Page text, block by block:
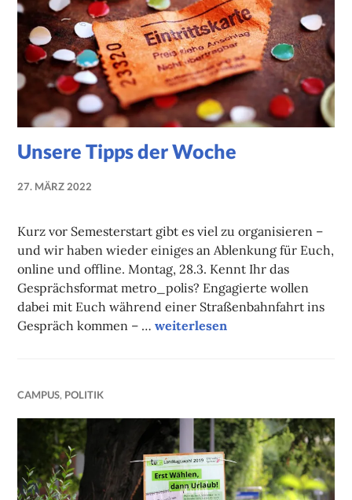
Unsere Tipps der Woche
27. MÄRZ 2022
Kurz vor Semesterstart gibt es viel zu organisieren –
und wir haben wieder einiges an Ablenkung für Euch,
online und offline. Montag, 28.3. Kennt Ihr das
Gesprächsformat metro_polis? Engagierte wollen
dabei mit Euch während einer Straßenbahnfahrt ins
Gespräch kommen – …Unsere Tipps der Woche
weiterlesen
CAMPUS, POLITIK